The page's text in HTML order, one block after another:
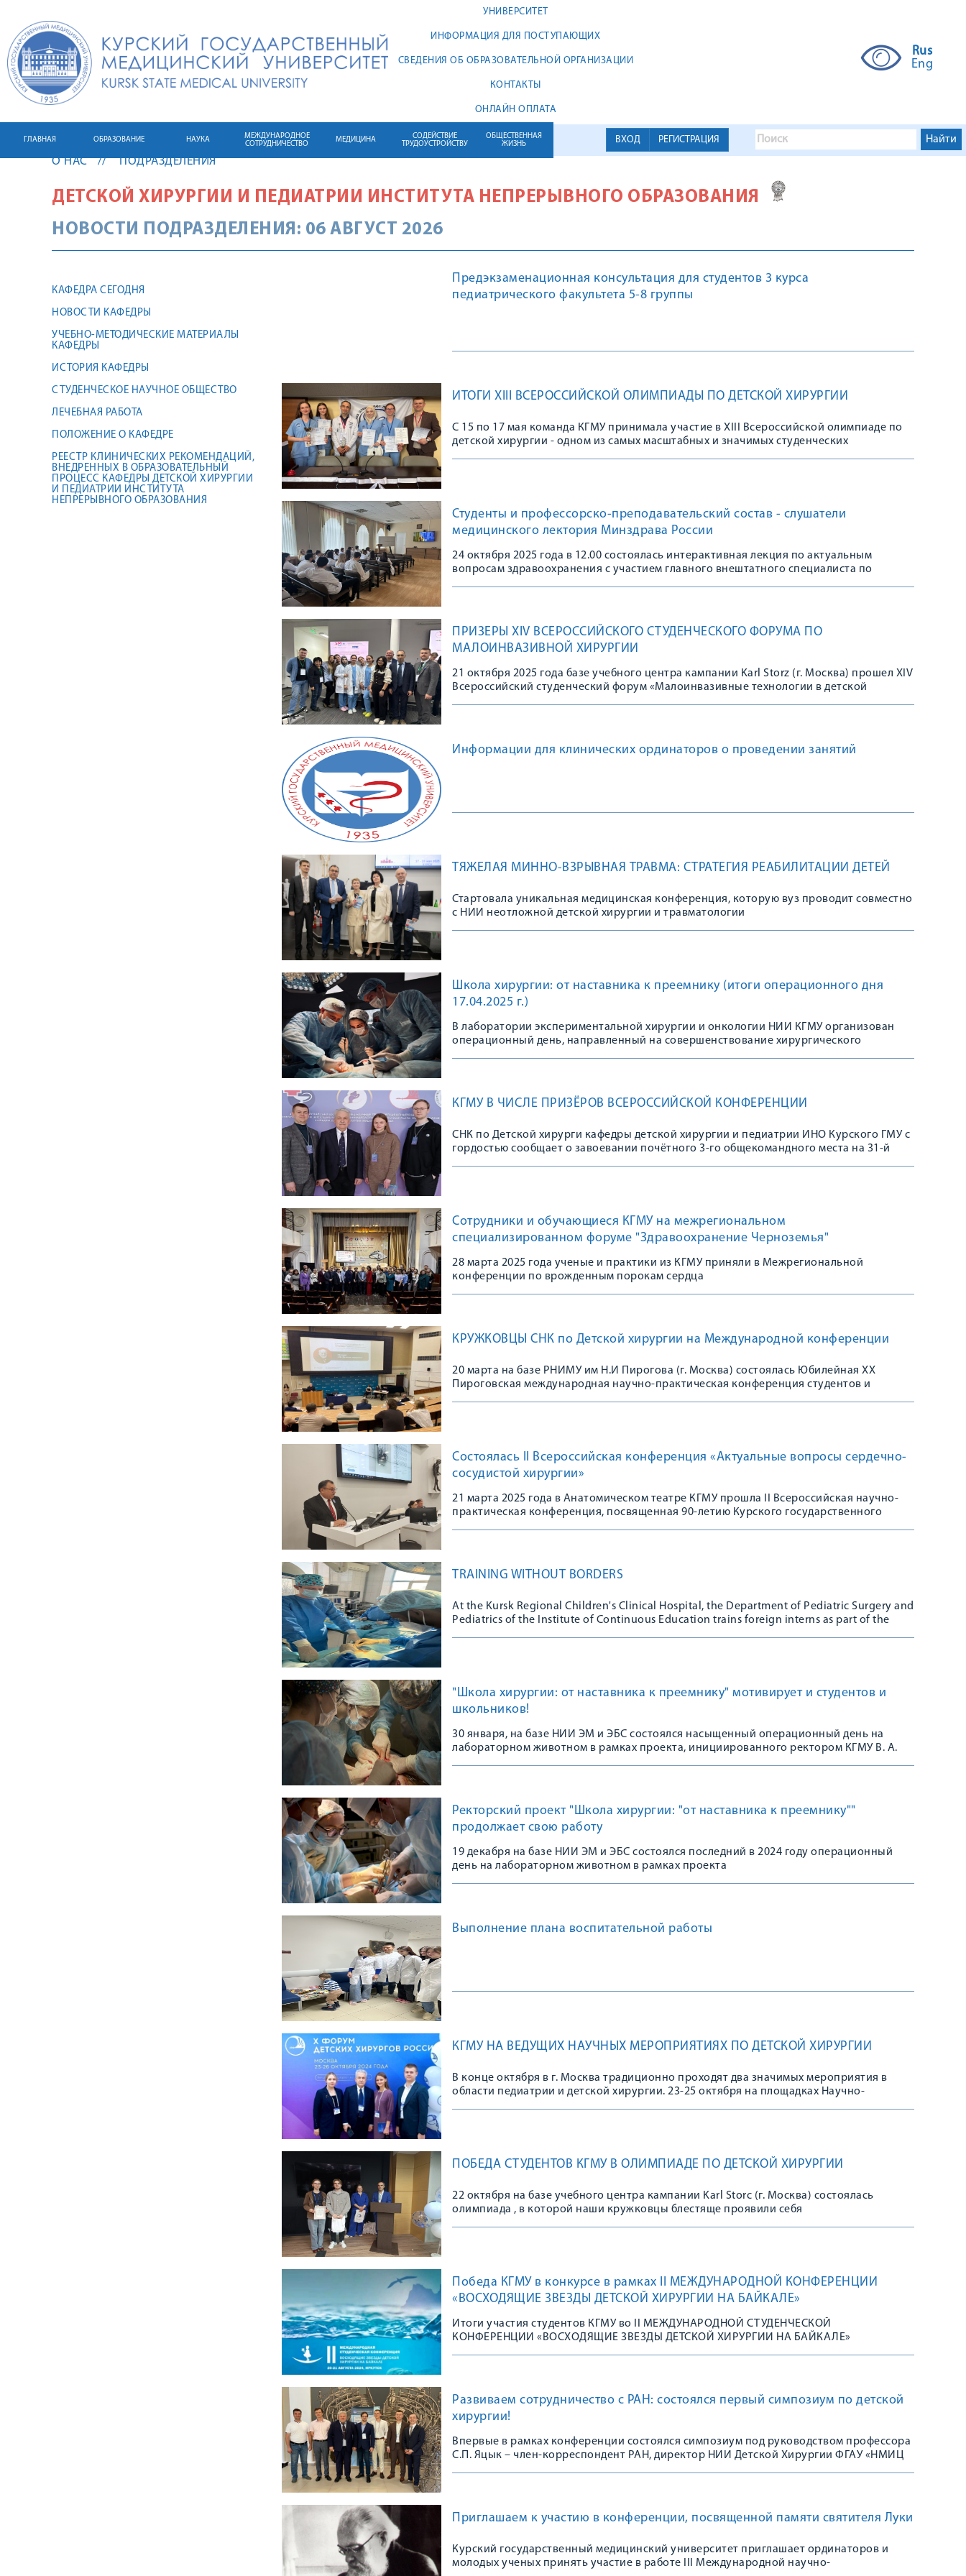
УНИВЕРСИТЕТ
ИНФОРМАЦИЯ ДЛЯ ПОСТУПАЮЩИХ
СВЕДЕНИЯ ОБ ОБРАЗОВАТЕЛЬНОЙ ОРГАНИЗАЦИИ
КОНТАКТЫ
ОНЛАЙН ОПЛАТА
Rus
Eng
ВХОД РЕГИСТРАЦИЯ
ГЛАВНАЯ ОБРАЗОВАНИЕ НАУКА
МЕЖДУНАРОДНОЕ
СОТРУДНИЧЕСТВО
МЕДИЦИНА
СОДЕЙСТВИЕ
ТРУДОУСТРОЙСТВУ
ОБЩЕСТВЕННАЯ
ЖИЗНЬ
О НАС ПОДРАЗДЕЛЕНИЯ
ДЕТСКОЙ ХИРУРГИИ И ПЕДИАТРИИ ИНСТИТУТА НЕПРЕРЫВНОГО ОБРАЗОВАНИЯ
НОВОСТИ ПОДРАЗДЕЛЕНИЯ: 06 АВГУСТ 2026
КАФЕДРА СЕГОДНЯ
НОВОСТИ КАФЕДРЫ
УЧЕБНО-МЕТОДИЧЕСКИЕ МАТЕРИАЛЫ
КАФЕДРЫ
ИСТОРИЯ КАФЕДРЫ
СТУДЕНЧЕСКОЕ НАУЧНОЕ ОБЩЕСТВО
ЛЕЧЕБНАЯ РАБОТА
ПОЛОЖЕНИЕ О КАФЕДРЕ
РЕЕСТР КЛИНИЧЕСКИХ РЕКОМЕНДАЦИЙ,
ВНЕДРЕННЫХ В ОБРАЗОВАТЕЛЬНЫЙ
ПРОЦЕСС КАФЕДРЫ ДЕТСКОЙ ХИРУРГИИ
И ПЕДИАТРИИ ИНСТИТУТА
НЕПРЕРЫВНОГО ОБРАЗОВАНИЯ
Предэкзаменационная консультация для студентов 3 курса
педиатрического факультета 5-8 группы
ИТОГИ XIII ВСЕРОССИЙСКОЙ ОЛИМПИАДЫ ПО ДЕТСКОЙ ХИРУРГИИ
С 15 по 17 мая команда КГМУ принимала участие в XIII Всероссийской олимпиаде по
детской хирургии - одном из самых масштабных и значимых студенческих
Студенты и профессорско-преподавательский состав - слушатели
медицинского лектория Минздрава России
24 октября 2025 года в 12.00 состоялась интерактивная лекция по актуальным
вопросам здравоохранения с участием главного внештатного специалиста по
ПРИЗЕРЫ XIV ВСЕРОССИЙСКОГО СТУДЕНЧЕСКОГО ФОРУМА ПО
МАЛОИНВАЗИВНОЙ ХИРУРГИИ
21 октября 2025 года базе учебного центра кампании Karl Storz (г. Москва) прошел XIV
Всероссийский студенческий форум «Малоинвазивные технологии в детской
Информации для клинических ординаторов о проведении занятий
ТЯЖЕЛАЯ МИННО-ВЗРЫВНАЯ ТРАВМА: СТРАТЕГИЯ РЕАБИЛИТАЦИИ ДЕТЕЙ
Стартовала уникальная медицинская конференция, которую вуз проводит совместно
с НИИ неотложной детской хирургии и травматологии
Школа хирургии: от наставника к преемнику (итоги операционного дня
17.04.2025 г.)
В лаборатории экспериментальной хирургии и онкологии НИИ КГМУ организован
операционный день, направленный на совершенствование хирургического
КГМУ В ЧИСЛЕ ПРИЗЁРОВ ВСЕРОССИЙСКОЙ КОНФЕРЕНЦИИ
СНК по Детской хирурги кафедры детской хирургии и педиатрии ИНО Курского ГМУ с
гордостью сообщает о завоевании почётного 3-го общекомандного места на 31-й
Сотрудники и обучающиеся КГМУ на межрегиональном
специализированном форуме "Здравоохранение Черноземья"
28 марта 2025 года ученые и практики из КГМУ приняли в Межрегиональной
конференции по врожденным порокам сердца
КРУЖКОВЦЫ СНК по Детской хирургии на Международной конференции
20 марта на базе РНИМУ им Н.И Пирогова (г. Москва) состоялась Юбилейная ХХ
Пироговская международная научно-практическая конференция студентов и
Состоялась II Всероссийская конференция «Актуальные вопросы сердечно-
сосудистой хирургии»
21 марта 2025 года в Анатомическом театре КГМУ прошла II Всероссийская научно-
практическая конференция, посвященная 90-летию Курского государственного
TRAINING WITHOUT BORDERS
At the Kursk Regional Children's Clinical Hospital, the Department of Pediatric Surgery and
Pediatrics of the Institute of Continuous Education trains foreign interns as part of the
"Школа хирургии: от наставника к преемнику" мотивирует и студентов и
школьников!
30 января, на базе НИИ ЭМ и ЭБС состоялся насыщенный операционный день на
лабораторном животном в рамках проекта, инициированного ректором КГМУ В. А.
Ректорский проект "Школа хирургии: "от наставника к преемнику""
продолжает свою работу
19 декабря на базе НИИ ЭМ и ЭБС состоялся последний в 2024 году операционный
день на лабораторном животном в рамках проекта
Выполнение плана воспитательной работы
КГМУ НА ВЕДУЩИХ НАУЧНЫХ МЕРОПРИЯТИЯХ ПО ДЕТСКОЙ ХИРУРГИИ
В конце октября в г. Москва традиционно проходят два значимых мероприятия в
области педиатрии и детской хирургии. 23-25 октября на площадках Научно-
хирургии”, который включал 133 симпозиума в составе 9 конференций, мастер-
классы, подкасты и конкурсы молодых ученых.
ПОБЕДА СТУДЕНТОВ КГМУ В ОЛИМПИАДЕ ПО ДЕТСКОЙ ХИРУРГИИ
22 октября на базе учебного центра кампании Karl Storc (г. Москва) состоялась
олимпиада , в которой наши кружковцы блестяще проявили себя
Победа КГМУ в конкурсе в рамках II МЕЖДУНАРОДНОЙ КОНФЕРЕНЦИИ
«ВОСХОДЯЩИЕ ЗВЕЗДЫ ДЕТСКОЙ ХИРУРГИИ НА БАЙКАЛЕ»
Итоги участия студентов КГМУ во II МЕЖДУНАРОДНОЙ СТУДЕНЧЕСКОЙ
КОНФЕРЕНЦИИ «ВОСХОДЯЩИЕ ЗВЕЗДЫ ДЕТСКОЙ ХИРУРГИИ НА БАЙКАЛЕ»
Развиваем сотрудничество с РАН: состоялся первый симпозиум по детской
хирургии!
Впервые в рамках конференции состоялся симпозиум под руководством профессора
С.П. Яцык – член-корреспондент РАН, директор НИИ Детской Хирургии ФГАУ «НМИЦ
Приглашаем к участию в конференции, посвященной памяти святителя Луки
Курский государственный медицинский университет приглашает ординаторов и
молодых ученых принять участие в работе III Международной научно-